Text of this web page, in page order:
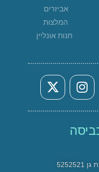
אביזרים
המלצות
חנות אונליין